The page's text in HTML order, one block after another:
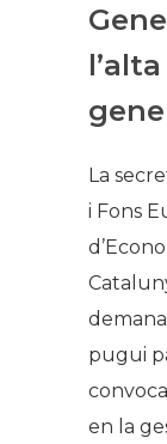
La
i Fons
pugui
en la